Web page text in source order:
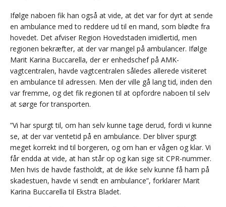
Ifølge naboen fik han også at vide, at det var for dyrt at sende
en ambulance med to reddere ud til en mand, som blødte fra
hovedet. Det afviser Region Hovedstaden imidlertid, men
regionen bekræfter, at der var mangel på ambulancer. Ifølge
Marit Karina Buccarella, der er enhedschef på AMK-
vagtcentralen, havde vagtcentralen således allerede visiteret
en ambulance til adressen. Men der ville gå lang tid, inden den
var fremme, og det fik regionen til at opfordre naboen til selv
at sørge for transporten.
”Vi har spurgt til, om han selv kunne tage derud, fordi vi kunne
se, at der var ventetid på en ambulance. Der bliver spurgt
meget korrekt ind til borgeren, og om han er vågen og klar. Vi
får endda at vide, at han står op og kan sige sit CPR-nummer.
Men hvis de havde fastholdt, at de ikke selv kunne få ham på
skadestuen, havde vi sendt en ambulance”, forklarer Marit
Karina Buccarella til Ekstra Bladet.